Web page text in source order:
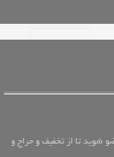
شوید تا از تخفیف و حراج و